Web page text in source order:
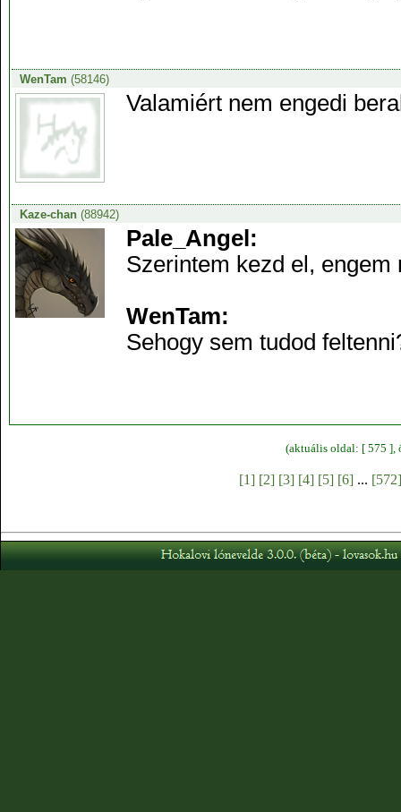
WenTam (58146)
Valamiért nem engedi
Kaze-chan(88942)
Pale_Angel:
Szerintem kezd el,
WenTam:
Sehogy sem tudod
(aktuális oldal: [ 575 ],
[1] [2] [3] [4] [5] [6] ... [572]